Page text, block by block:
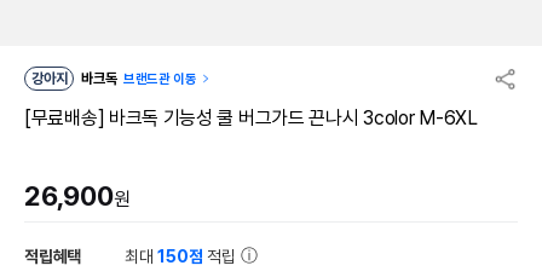
강아지 바크독 브랜드관 이동
[무료배송] 바크독 기능성 쿨 버그가드 끈나시 3color M-6XL
26,900원
적립혜택 최대150점 적립